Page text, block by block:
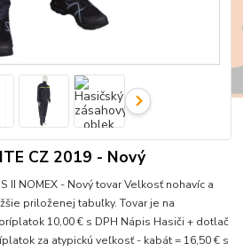
CZ 2019 - Nový
II NOMEX - Nový tovar Velkosť nohavíc a
priloženej tabuľky. Tovar je na
10,00 € s DPH Nápis Hasiči + dotlač
za atypickú veľkosť - kabát = 16,50 € s